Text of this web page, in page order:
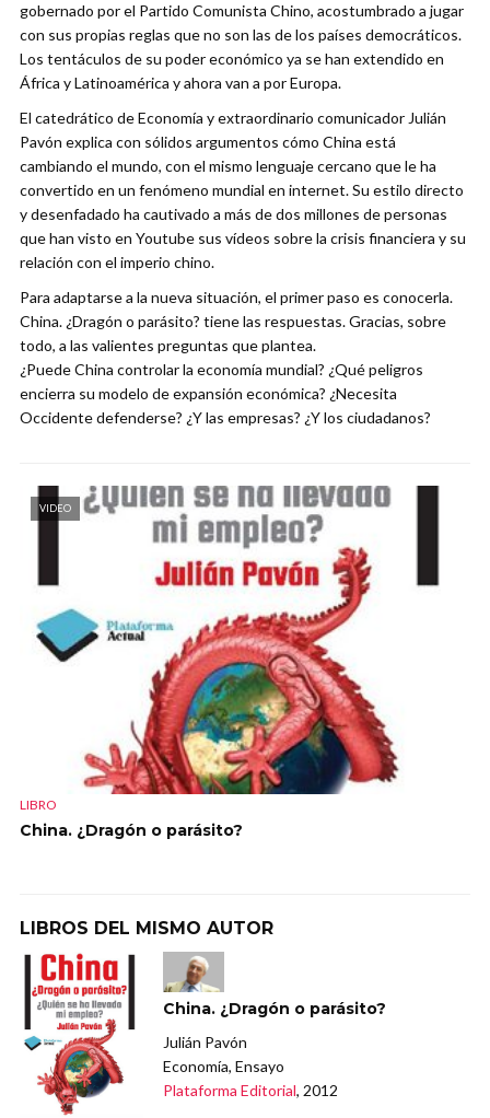
gobernado por el Partido Comunista Chino, acostumbrado a jugar
con sus propias reglas que no son las de los países democráticos.
Los tentáculos de su poder económico ya se han extendido en
África y Latinoamérica y ahora van a por Europa.
El catedrático de Economía y extraordinario comunicador Julián
Pavón explica con sólidos argumentos cómo China está
cambiando el mundo, con el mismo lenguaje cercano que le ha
convertido en un fenómeno mundial en internet. Su estilo directo
y desenfadado ha cautivado a más de dos millones de personas
que han visto en Youtube sus vídeos sobre la crisis financiera y su
relación con el imperio chino.
Para adaptarse a la nueva situación, el primer paso es conocerla.
China. ¿Dragón o parásito? tiene las respuestas. Gracias, sobre
todo, a las valientes preguntas que plantea.
¿Puede China controlar la economía mundial? ¿Qué peligros
encierra su modelo de expansión económica? ¿Necesita
Occidente defenderse? ¿Y las empresas? ¿Y los ciudadanos?
VIDEO
LIBRO
China. ¿Dragón o parásito?
LIBROS DEL MISMO AUTOR
China. ¿Dragón o parásito?
Julián Pavón
Economía, Ensayo
Plataforma Editorial, 2012